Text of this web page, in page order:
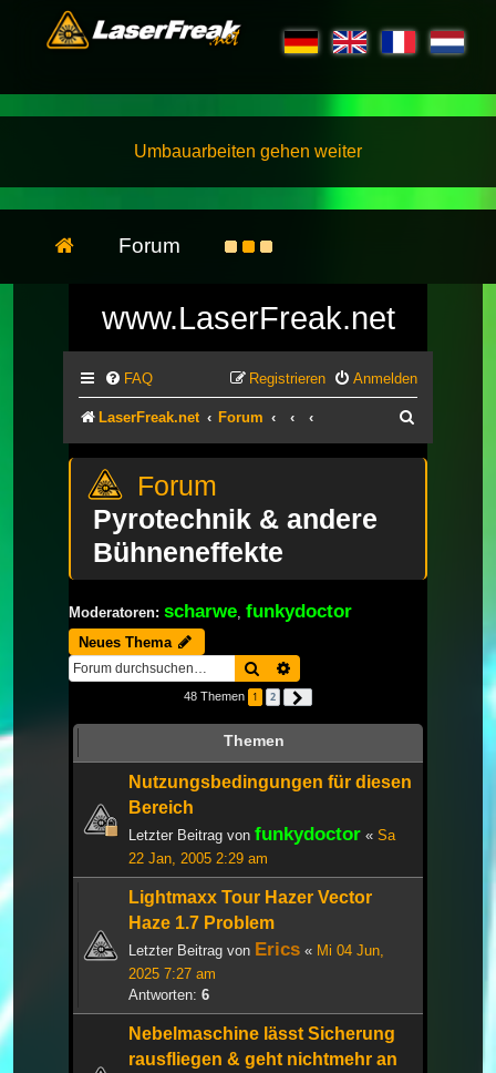
Umbauarbeiten gehen weiter
Forum
www.LaserFreak.net
FAQ Anmelden
Registrieren
LaserFreak.net Forum
Pyrotechnik & andere
Bühneneffekte
Moderatoren: scharwe funkydoctor
Neues Thema
Suche
48 Themen 1 2
Themen
Nutzungsbedingungen für diesen
Bereich
Letzter Beitrag von funkydoctor « Sa
22 Jan, 2005 2:29 am
Lightmaxx Tour Hazer Vector
Haze 1.7 Problem
Letzter Beitrag von Erics « Mi 04 Jun,
2025 7:27 am
Antworten: 6
Nebelmaschine lässt Sicherung
rausfliegen & geht nichtmehr an